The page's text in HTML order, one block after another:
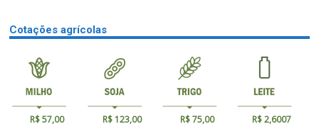
Cotações agrícolas
R$ 57,00 R$ 123,00 R$ 75,00 R$ 2,6007